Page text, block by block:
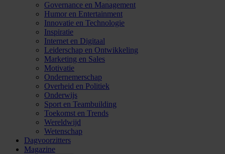
Governance en Management
Humor en Entertainment
Innovatie en Technologie
Inspiratie
Internet en Digitaal
Leiderschap en Ontwikkeling
Marketing en Sales
Motivatie
Ondernemerschap
Overheid en Politiek
Onderwijs
Sport en Teambuilding
Toekomst en Trends
Wereldwijd
Wetenschap
Dagvoorzitters
Magazine